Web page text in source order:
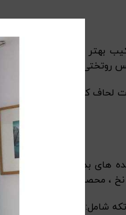
بهتر چاپ و استفاده
روتختی و لحاف یکنفره یک
، محصول به هیچ عنوان